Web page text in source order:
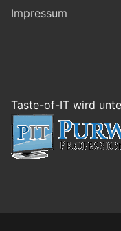
Impressum
Taste-of-IT wird